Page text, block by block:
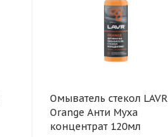
Омыватель стекол LAVR
Orange Анти Муха
концентрат 120мл